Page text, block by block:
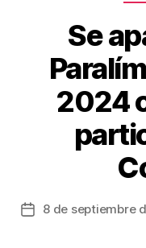
Se
2024
Fecha8 de septiembre